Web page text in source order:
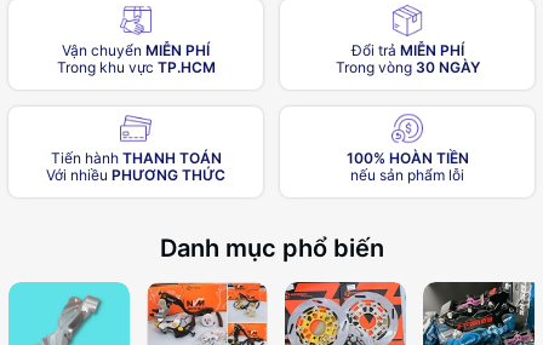
Vận chuyển MIỄN PHÍ
Trong khu vực TP.HCM
Đổi trả MIỄN PHÍ
Trong vòng 30 NGÀY
Tiến hành THANH TOÁN
Với nhiều PHƯƠNG THỨC
100% HOÀN TIỀN
nếu sản phẩm lỗi
Danh mục phổ biến